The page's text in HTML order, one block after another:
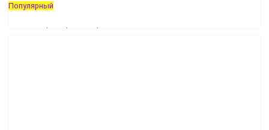
Популярный
Charriol Tourmaline